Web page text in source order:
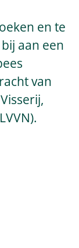
en te
aan een
van